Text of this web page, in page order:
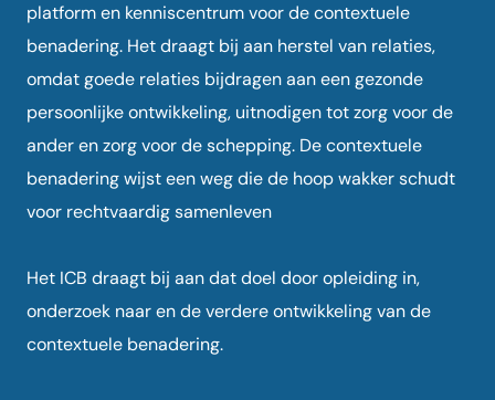
platform en kenniscentrum voor de contextuele
benadering. Het draagt bij aan herstel van relaties,
omdat goede relaties bijdragen aan een gezonde
persoonlijke ontwikkeling, uitnodigen tot zorg voor de
ander en zorg voor de schepping. De contextuele
benadering wijst een weg die de hoop wakker schudt
voor rechtvaardig samenleven
Het ICB draagt bij aan dat doel door opleiding in,
onderzoek naar en de verdere ontwikkeling van de
contextuele benadering.